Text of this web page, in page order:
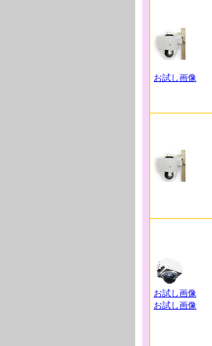
お試し画像
お試し画像
お試し画像